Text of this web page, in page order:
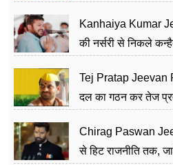
Kanhaiya Kumar
की नर्सरी से निकले
Tej Pratap Jeevan
दल का गठन कर तेज
Chirag Paswan
से हिट राजनीति तक,